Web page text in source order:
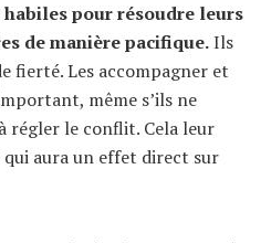
pour résoudre leurs
de manière pacifique.Ils
fierté. Les accompagner et
même s’ils ne
régler le conflit. Cela leur
qui aura un effet direct sur